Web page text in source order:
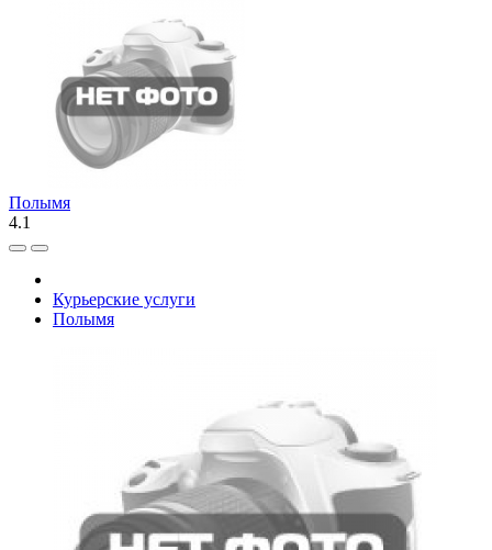
Полымя
4.1
Курьерские услуги
Полымя